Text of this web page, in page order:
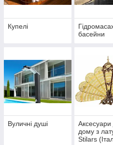
Купелі
басейни
Вуличні душі
Аксесуари
дому з
Stilars